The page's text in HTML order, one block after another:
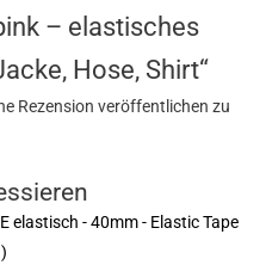
– elastisches
Hose, Shirt“
Rezension veröffentlichen zu